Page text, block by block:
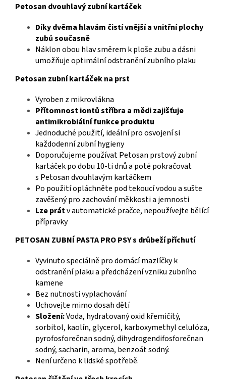
Petosan dvouhlavý zubní kartáček
Díky dvěma hlavám čistí vnější a vnitřní plochy
zubů současně
Náklon obou hlav směrem k ploše zubu a dásni
umožňuje optimální odstranění zubního plaku
Petosan zubní kartáček na prst
Vyroben z mikrovlákna
Přítomnost iontů stříbra a mědi zajišťuje
antimikrobiální funkce produktu
Jednoduché použití, ideální pro osvojení si
každodenní zubní hygieny
Doporučujeme používat Petosan prstový zubní
kartáček po dobu 10-ti dnů a poté pokračovat
s Petosan dvouhlavým kartáčkem
Po použití opláchněte pod tekoucí vodou a sušte
zavěšený pro zachování měkkosti a jemnosti
Lze prátv automatické pračce, nepoužívejte bělící
přípravky
PETOSAN ZUBNÍ PASTA PRO PSY s drůbeží příchutí
Vyvinuto speciálně pro domácí mazlíčky k
odstranění plaku a předcházení vzniku zubního
kamene
Bez nutnosti vyplachování
Uchovejte mimo dosah dětí
Složení:Voda, hydratovaný oxid křemičitý,
sorbitol, kaolín, glycerol, karboxymethyl celulóza,
pyrofosforečnan sodný, dihydrogendifosforečnan
sodný, sacharin, aroma, benzoát sodný.
Není určeno k lidské spotřebě.